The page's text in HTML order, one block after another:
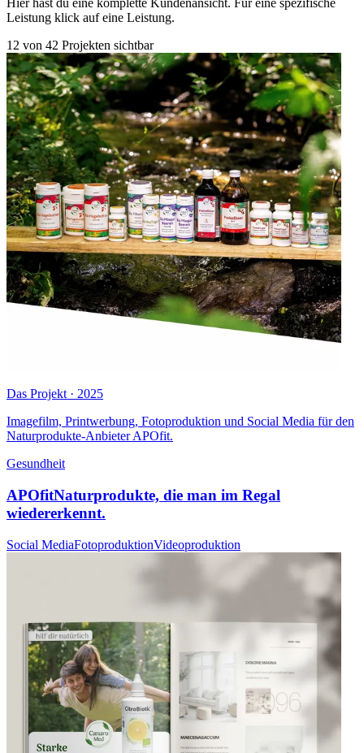
Leistung klick auf eine Leistung.
12 von 42 Projekten sichtbar
Das Projekt · 2025
Imagefilm, Printwerbung, Fotoproduktion und Social Media für den
Naturprodukte-Anbieter APOfit.
Gesundheit
APOfitNaturprodukte, die man im Regal
wiedererkennt.
Social MediaFotoproduktionVideoproduktion